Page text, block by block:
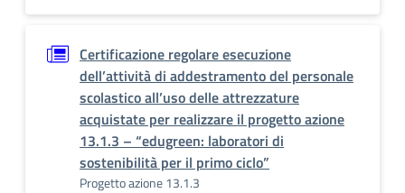
Certificazione regolare esecuzione
dell’attività di addestramento del personale
scolastico all’uso delle attrezzature
acquistate per realizzare il progetto azione
13.1.3 – “edugreen: laboratori di
sostenibilità per il primo ciclo”
Progetto azione 13.1.3